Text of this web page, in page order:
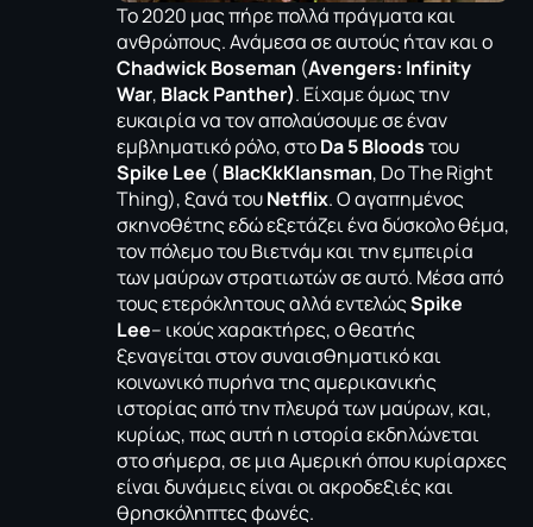
Το 2020 μας πήρε πολλά πράγματα και
ανθρώπους. Ανάμεσα σε αυτούς ήταν και ο
Chadwick Boseman (Avengers: Ιnfinity
War, Black Panther). Είχαμε όμως την
ευκαιρία να τον απολαύσουμε σε έναν
εμβληματικό ρόλο, στοDa 5 Bloodsτου
Spike Lee ( BlacKkKlansman, Do The Right
Thing), ξανά τουNetflix. O αγαπημένος
σκηνοθέτης εδώ εξετάζει ένα δύσκολο θέμα,
τον πόλεμο του Βιετνάμ και την εμπειρία
των μαύρων στρατιωτών σε αυτό. Μέσα από
τους ετερόκλητους αλλά εντελώςSpike
Lee– ικούς χαρακτήρες, ο θεατής
ξεναγείται στον συναισθηματικό και
κοινωνικό πυρήνα της αμερικανικής
ιστορίας από την πλευρά των μαύρων, και,
κυρίως, πως αυτή η ιστορία εκδηλώνεται
στο σήμερα, σε μια Αμερική όπου κυρίαρχες
είναι δυνάμεις είναι οι ακροδεξιές και
θρησκόληπτες φωνές.